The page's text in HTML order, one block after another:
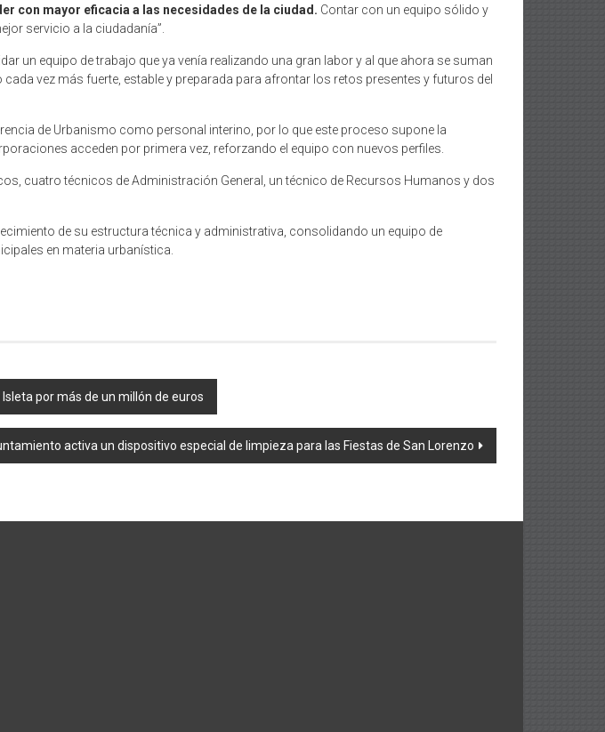
con mayor eficacia a las necesidades de la ciudad. Contar con un equipo sólido y
servicio a la ciudadanía”.
un equipo de trabajo que ya venía realizando una gran labor y al que ahora se suman
vez más fuerte, estable y preparada para afrontar los retos presentes y futuros del
de Urbanismo como personal interino, por lo que este proceso supone la
acceden por primera vez, reforzando el equipo con nuevos perfiles.
cuatro técnicos de Administración General, un técnico de Recursos Humanos y dos
de su estructura técnica y administrativa, consolidando un equipo de
en materia urbanística.
por más de un millón de euros
activa un dispositivo especial de limpieza para las Fiestas de San Lorenzo